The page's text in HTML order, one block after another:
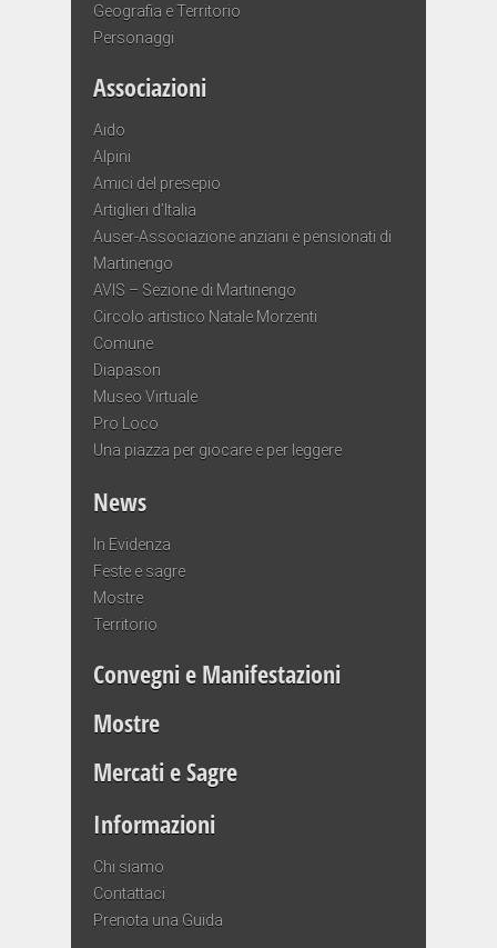
Geografia e Territorio
Personaggi
Associazioni
Aido
Alpini
Amici del presepio
Artiglieri d’Italia
Auser-Associazione anziani e pensionati di
Martinengo
AVIS – Sezione di Martinengo
Circolo artistico Natale Morzenti
Comune
Diapason
Museo Virtuale
Pro Loco
Una piazza per giocare e per leggere
News
In Evidenza
Feste e sagre
Mostre
Territorio
Convegni e Manifestazioni
Mostre
Mercati e Sagre
Informazioni
Chi siamo
Contattaci
Prenota una Guida